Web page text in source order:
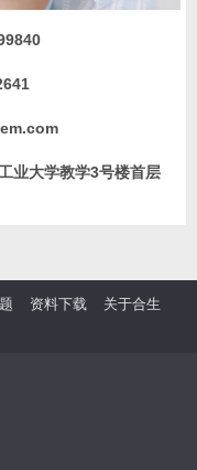
业大学教学3号楼首层
资料下载
关于合生